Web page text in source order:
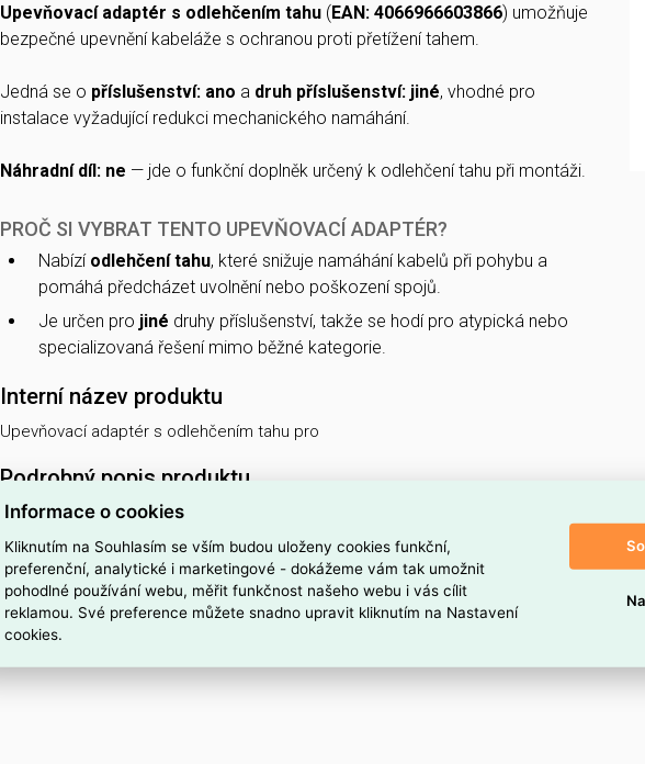
Upevňovací adaptér s odlehčením tahu (EAN: 4066966603866) umožňuje
bezpečné upevnění kabeláže s ochranou proti přetížení tahem.
Jedná se o příslušenství: ano a druh příslušenství: jiné, vhodné pro
instalace vyžadující redukci mechanického namáhání.
Náhradní díl: ne — jde o funkční doplněk určený k odlehčení tahu při montáži.
PROČ SI VYBRAT TENTO UPEVŇOVACÍ ADAPTÉR?
Nabízí odlehčení tahu, které snižuje namáhání kabelů při pohybu a
pomáhá předcházet uvolnění nebo poškození spojů.
Je určen pro jiné druhy příslušenství, takže se hodí pro atypická nebo
specializovaná řešení mimo běžné kategorie.
Interní název produktu
Upevňovací adaptér s odlehčením tahu pro
Podrobný popis produktu
Upevňovací adaptér s odlehčením tahu
pro 10vodičové konektory
Řada 221 – 4 mm²
Na lištu DIN 35
Tmavě šedá – žlutá
Informace o cookies
Kliknutím na Souhlasím se vším budou uloženy cookies funkční,
preferenční, analytické i marketingové - dokážeme vám tak umožnit
pohodlné používání webu, měřit funkčnost našeho webu i vás cílit
reklamou. Své preference můžete snadno upravit kliknutím na Nastavení
cookies.